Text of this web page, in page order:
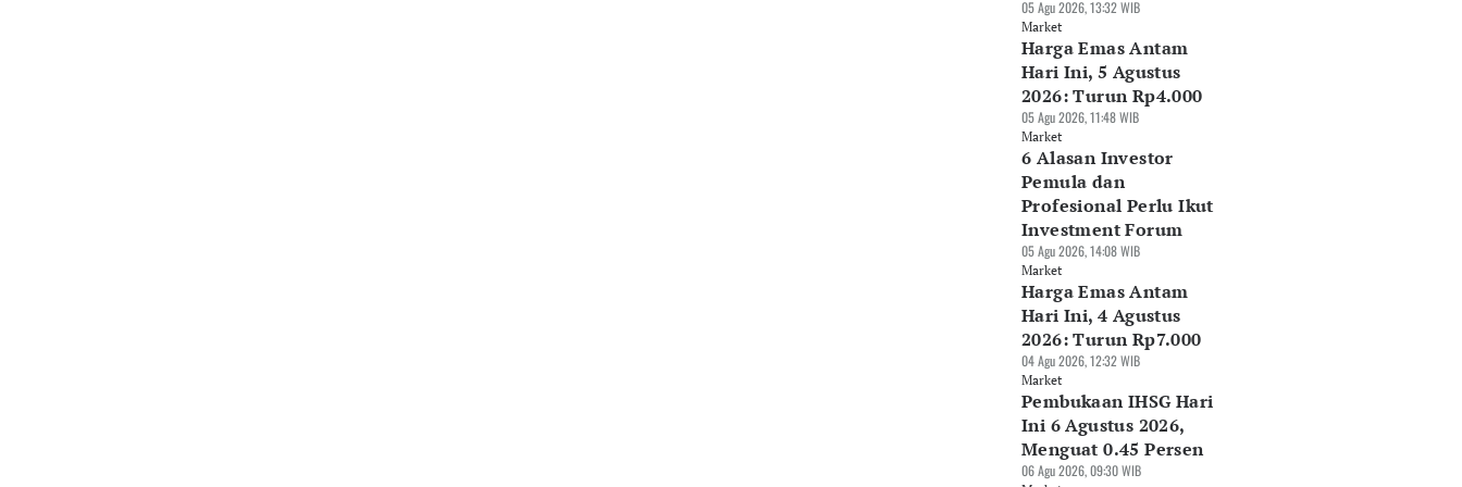
05 Agu 2026, 13:32 WIB
Market
Harga Emas Antam
Hari Ini, 5 Agustus
2026: Turun Rp4.000
05 Agu 2026, 11:48 WIB
Market
6 Alasan Investor
Pemula dan
Profesional Perlu Ikut
Investment Forum
05 Agu 2026, 14:08 WIB
Market
Harga Emas Antam
Hari Ini, 4 Agustus
2026: Turun Rp7.000
04 Agu 2026, 12:32 WIB
Market
Pembukaan IHSG Hari
Ini 6 Agustus 2026,
Menguat 0.45 Persen
06 Agu 2026, 09:30 WIB